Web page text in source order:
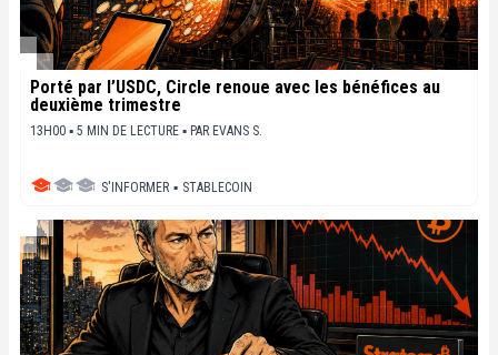
Porté par l’USDC, Circle renoue avec les bénéfices au
deuxième trimestre
13H00 ▪ 5 MIN DE LECTURE ▪ PAR EVANS S.
S'INFORMER ▪ STABLECOIN